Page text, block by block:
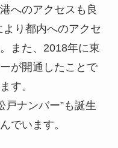
へのアクセスも良
り都内へのアクセ
また、2018年に東
が開通したことで
す。
戸ナンバー”も誕生
でいます。